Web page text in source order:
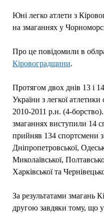
Юні легко атлети з
на змаганнях у
Про це повідомили в
Кіровоградщини.
Протягом двох днів 13 і
України з легкої
2010-2011 р.н. (4-борство).
змаганнях виступили 14
прийняв 134 спортсмени
Дніпропетровської,
Миколаївської,
Харківської та
За результатами змагань
другою завдяки тому, що